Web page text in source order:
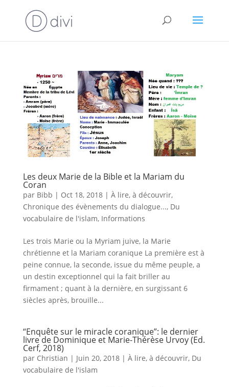
Les deux Marie de la Bible et la Mariam du
Coran
par Bibb | Oct 18, 2018| À lire, à découvrir,
Chronique des évènements du dialogue..., Du
vocabulaire de l'islam, Informations
Les trois Marie ou la Myriam juive, la Marie
chrétienne et la Mariam coranique La première est à
peine connue, la seconde, issue du même peuple, a
un destin exceptionnel qui la fait briller au
firmament ; quant à la dernière, en surgissant 6
siècles après, brouille...
“Enquête sur le miracle coranique”: le dernier
livre de Dominique et Marie-Thérèse Urvoy (Ed.
Cerf, 2018)
par Christian | Juin 20, 2018| À lire, à découvrir, Du
vocabulaire de l'islam